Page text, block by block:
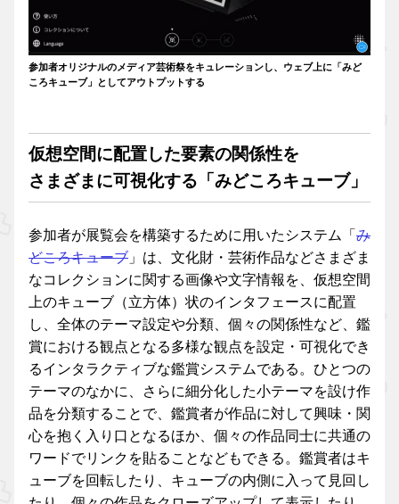
参加者オリジナルのメディア芸術祭をキュレーションし、ウェブ上に「みど
ころキューブ」としてアウトプットする
仮想空間に配置した要素の関係性を
さまざまに可視化する「みどころキューブ」
参加者が展覧会を構築するために用いたシステム「 み
どころキューブ 」は、文化財・芸術作品などさまざま
なコレクションに関する画像や文字情報を、仮想空間
上のキューブ（立方体）状のインタフェースに配置
し、全体のテーマ設定や分類、個々の関係性など、鑑
賞における観点となる多様な観点を設定・可視化でき
るインタラクティブな鑑賞システムである。ひとつの
テーマのなかに、さらに細分化した小テーマを設け作
品を分類することで、鑑賞者が作品に対して興味・関
心を抱く入り口となるほか、個々の作品同士に共通の
ワードでリンクを貼ることなどもできる。鑑賞者はキ
ューブを回転したり、キューブの内側に入って見回し